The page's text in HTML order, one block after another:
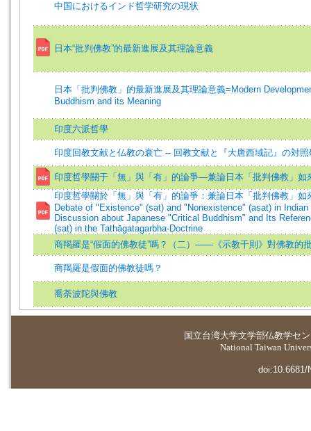
中国におけるインド哲学研究の現状
日本“批判佛教”的最新進展及其理論意義
日本「批判佛教」的最新進展及其理論意義=Modern
Buddhism and its Meaning
印度六派哲學
印度回教文献と仏教の衰亡 -- 回教文献と『大唐西域記』の対
印度哲學關于「無」與「有」的論爭—兼論日本「批判佛教」如
印度哲學關於「無」與「有」的論爭：兼論日本「批判佛教」
Debate of "Existence" (sat) and "Nonexistence" (asat) in
Discussion about Japanese "Critical Buddhism" and Its
(sat) in the Tathāgatagarbha-Doctrine
商羯羅是“假面的佛教徒”嗎？（二）——《示教千則》對佛教的
商羯羅是假面的佛教徒嗎？
喬荼波陀與佛教
国立台湾大学文学部仏教学セ
National Taiwan
doi:10.6681/